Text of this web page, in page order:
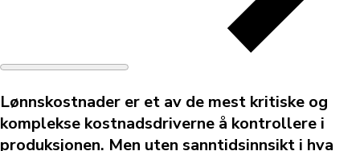
Lønnskostnader er et av de mest kritiske og
komplekse kostnadsdriverne å kontrollere i
produksjonen. Men uten sanntidsinnsikt i hva